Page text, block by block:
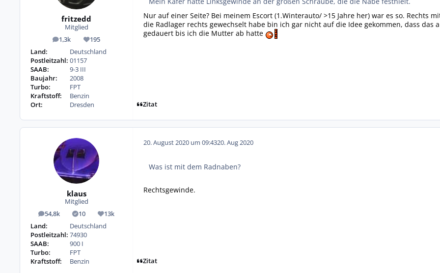
fritzedd
Mitglied
1,3k
Beiträge 195
Reputation
Land:
Deutschland
Postleitzahl: 01157
SAAB:
9-3 III
Baujahr:
2008
Turbo:
FPT
Kraftstoff:
Benzin
Ort:
Dresden
Nur auf einer Seite? Bei meinem Escort (1.Winterauto/ >15 Jahre her) war es so. Rechts
die Radlager rechts gewechselt habe bin ich gar nicht auf die Idee gekommen, dass das
gedauert bis ich die Mutter ab hatte
Zitat
klaus
Mitglied
54,8k
Beiträge 10
Lösungen13k
Reputation
Land:
Deutschland
Postleitzahl: 74930
SAAB:
900 I
Turbo:
FPT
Kraftstoff:
Benzin
20. August 2020 um 09:4320. Aug 2020
Was ist mit dem Radnaben?
Rechtsgewinde.
Zitat